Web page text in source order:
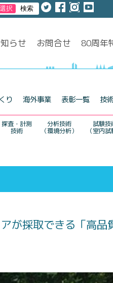
らせ お問合せ 80周年
り 海外事業 表彰一覧 技
試験技
（室内試
分析技術
（環境分析）
探査・計測
技術
が採取できる「高品